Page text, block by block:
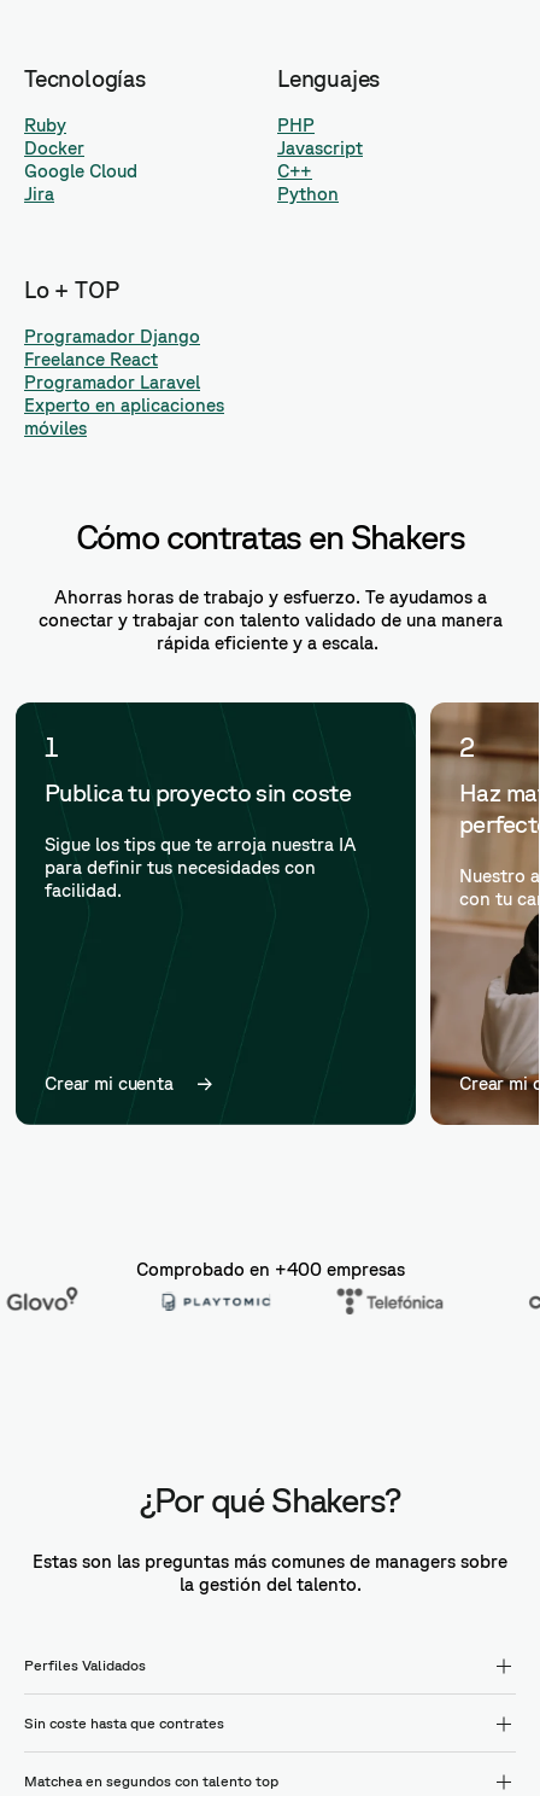
Tecnologías
Ruby
Docker
Google Cloud
Jira
Lenguajes
PHP
Javascript
C++
Python
Lo + TOP
Programador Django
Freelance React
Programador Laravel
Experto en aplicaciones
móviles
Cómo contratas en Shakers
Ahorras horas de trabajo y esfuerzo. Te ayudamos a
conectar y trabajar con talento validado de una manera
rápida eficiente y a escala.
1
Publica tu proyecto sin coste
Sigue los tips que te arroja nuestra IA
para definir tus necesidades con
facilidad.
Crear mi cuenta
2
Haz
Nuestro
con tu
Crear mi
Comprobado en +400 empresas
¿Por qué Shakers?
Estas son las preguntas más comunes de managers sobre
la gestión del talento.
Perfiles Validados
Sin coste hasta que contrates
Matchea en segundos con talento top